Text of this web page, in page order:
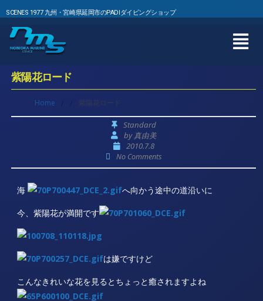
SCENES 1977 九州・宮崎県延岡市のPADIダイビングショップ
紫陽花ロード
Home / / 紫陽花ロード
Standard
by真由美
2010.7.8
No Comments
海 へ向かう途中の道沿いに
今、紫陽花が満開です
は嫌ですけど
こんなきれいな花を見るとちょっと癒されますよね